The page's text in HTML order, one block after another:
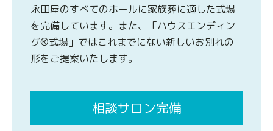
永田屋のすべてのホールに家族葬に適した式場
を完備しています。また、「ハウスエンディン
グ®式場」ではこれまでにない新しいお別れの
形をご提案いたします。
相談サロン完備